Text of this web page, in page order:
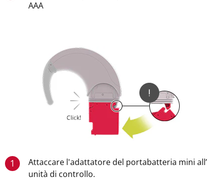
AAA
1
Attaccare l'adattatore del portabatteria mini all’
unità di controllo.